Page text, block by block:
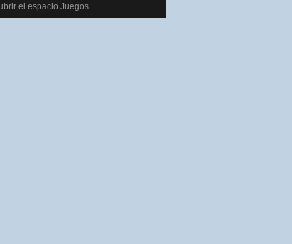
el espacio Juegos